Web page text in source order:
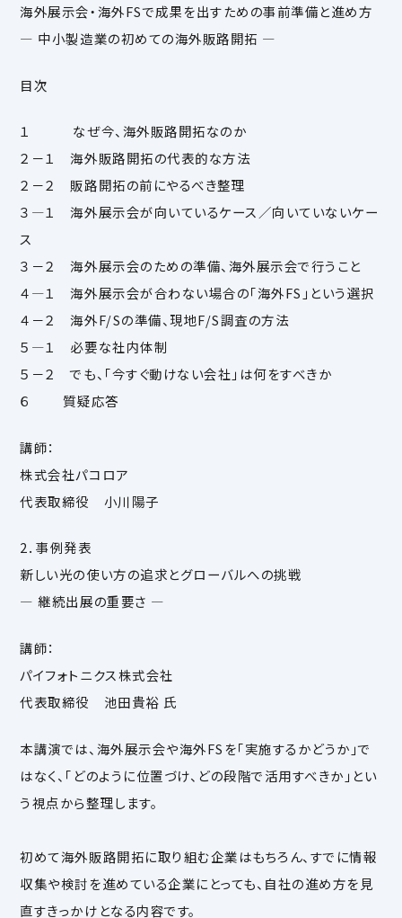
海外展示会・海外FSで成果を出すための事前準備と進め方
― 中小製造業の初めての海外販路開拓 ―
目次
１ なぜ今、海外販路開拓なのか
２－１ 海外販路開拓の代表的な方法
２－２ 販路開拓の前にやるべき整理
３―１ 海外展示会が向いているケース／向いていないケー
ス
３－２ 海外展示会のための準備、海外展示会で行うこと
４―１ 海外展示会が合わない場合の「海外FS」という選択
４－２ 海外F/Sの準備、現地F/S調査の方法
５―１ 必要な社内体制
５－２ でも、「今すぐ動けない会社」は何をすべきか
６ 質疑応答
講師：
株式会社パコロア
代表取締役 小川陽子
2．事例発表
新しい光の使い方の追求とグローバルへの挑戦
― 継続出展の重要さ ―
講師：
パイフォトニクス株式会社
代表取締役 池田貴裕 氏
本講演では、海外展示会や海外FSを「実施するかどうか」で
はなく、「どのように位置づけ、どの段階で活用すべきか」とい
う視点から整理します。
初めて海外販路開拓に取り組む企業はもちろん、すでに情報
収集や検討を進めている企業にとっても、自社の進め方を見
直すきっかけとなる内容です。